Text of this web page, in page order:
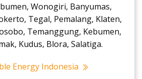
Wonogiri, Banyumas,
Tegal, Pemalang, Klaten,
Temanggung, Kebumen,
Kudus, Blora, Salatiga.
Energy Indonesia